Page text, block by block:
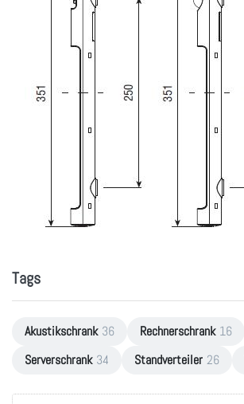
Tags
Akustikschrank 36 Rechnerschrank 16
Serverschrank 34 Standverteiler 26